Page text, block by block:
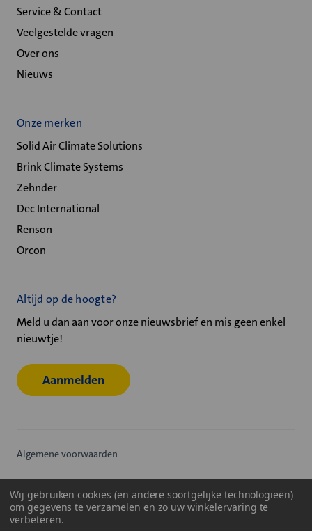
Service & Contact
Veelgestelde vragen
Over ons
Nieuws
Onze merken
Solid Air Climate Solutions
Brink Climate Systems
Zehnder
Dec International
Renson
Orcon
Altijd op de hoogte?
Meld u dan aan voor onze nieuwsbrief en mis geen enkel
nieuwtje!
Aanmelden
Algemene voorwaarden
Cookiebeleid
Wij gebruiken cookies (en andere soortgelijke technologieën)
om gegevens te verzamelen en zo uw winkelervaring te
verbeteren.